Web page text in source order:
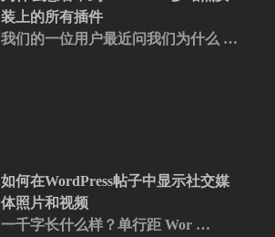
装上的所有插件
我们的一位用户最近问我们为什么 …
如何在WordPress帖子中显示社交媒
体照片和视频
一千字长什么样？单行距 Wor …